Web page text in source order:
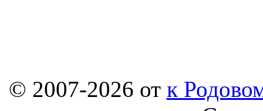
© 2007-2026 от к